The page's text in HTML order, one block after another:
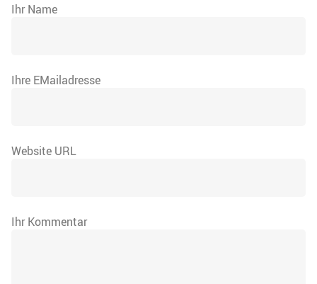
Ihr Name
Ihre EMailadresse
Website URL
Ihr Kommentar